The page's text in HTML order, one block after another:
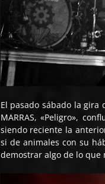
El pasado sábado la gira
MARRAS, «Peligro»,
siendo reciente la
si de animales con su
demostrar algo de lo que